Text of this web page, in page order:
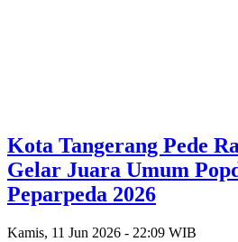
Kota Tangerang Pede
Gelar Juara Umum
Peparpeda 2026
Kamis, 11 Jun 2026 - 22:09 WIB